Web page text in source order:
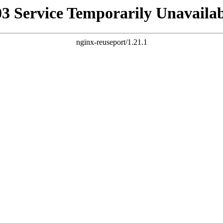
Service Temporarily
nginx-reuseport/1.21.1